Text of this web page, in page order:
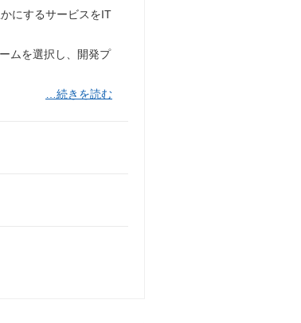
にするサービスをIT
ムを選択し、開発プ
…続きを読む